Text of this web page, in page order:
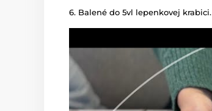
Balené do 5vl lepenkovej krabici.